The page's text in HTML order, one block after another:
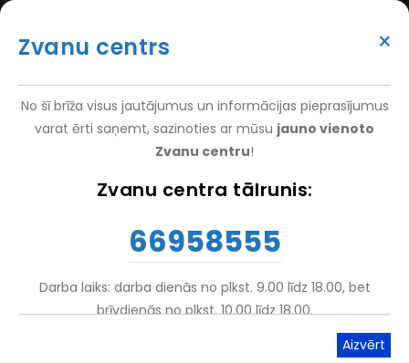
Pārlekt
galveno
MENU
VAKANCES
DARBINIEKIEM
Atpakaļceļš
Pārskati Un Darbība
Atskaņot tekstu Viegli lasīt
×
Zvanu centrs
No šī brīža visus jautājumus un informācijas pieprasījumus
varat ērti saņemt, sazinoties ar mūsu jauno vienoto
Zvanu centru!
Zvanu centra tālrunis:
66958555
Darba laiks: darba dienās no plkst. 9.00 līdz 18.00, bet
brīvdienās no plkst. 10.00 līdz 18.00.